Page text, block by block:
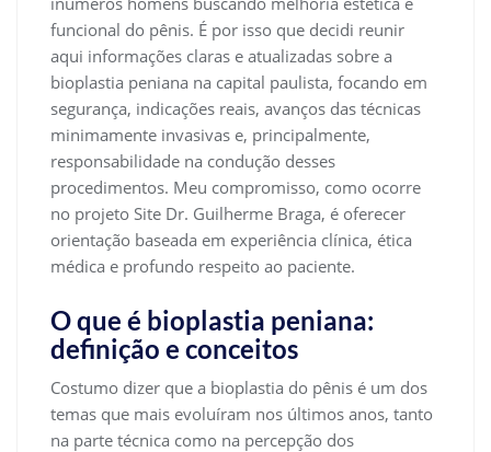
funcional do pênis. É por isso que decidi reunir
aqui informações claras e atualizadas sobre a
bioplastia peniana na capital paulista, focando em
segurança, indicações reais, avanços das técnicas
minimamente invasivas e, principalmente,
responsabilidade na condução desses
procedimentos. Meu compromisso, como ocorre
no projeto Site Dr. Guilherme Braga, é oferecer
orientação baseada em experiência clínica, ética
médica e profundo respeito ao paciente.
O que é bioplastia peniana:
definição e conceitos
Costumo dizer que a bioplastia do pênis é um dos
temas que mais evoluíram nos últimos anos, tanto
na parte técnica como na percepção dos